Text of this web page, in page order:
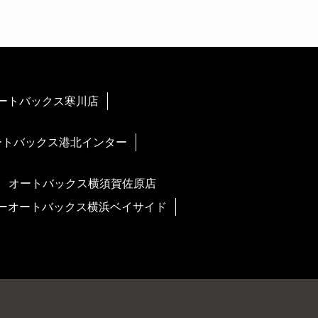
トバックス寒川店
バックス港北インター
オートバックス横須賀佐原店
オートバックス横浜ベイサイド